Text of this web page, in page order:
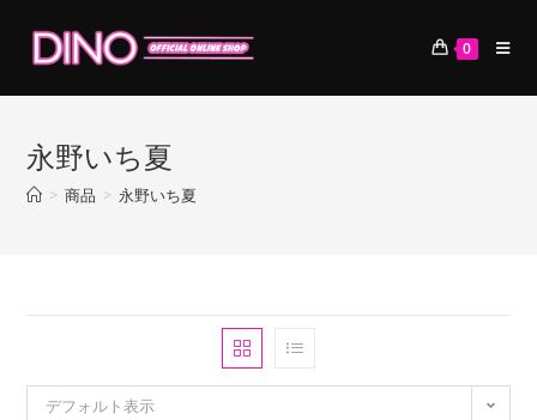
ン
0
永野いち夏
> 商品 > 永野いち夏
デフォルト表示